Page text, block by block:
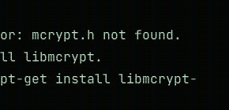
mcrypt.h not found.
libmcrypt.
get install libmcrypt-